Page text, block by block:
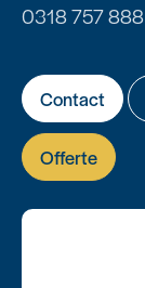
0318 757 888
Contact
Offerte